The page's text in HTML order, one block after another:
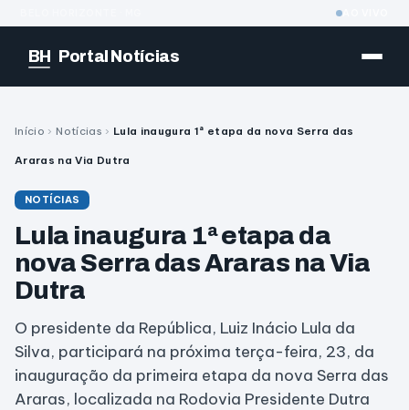
BH Portal Notícias
Início › Notícias › Lula inaugura 1ª etapa da nova Serra das
Araras na Via Dutra
NOTÍCIAS
Lula inaugura 1ª etapa da
nova Serra das Araras na Via
Dutra
O presidente da República, Luiz Inácio Lula da
Silva, participará na próxima terça-feira, 23, da
inauguração da primeira etapa da nova Serra das
Araras, localizada na Rodovia Presidente Dutra